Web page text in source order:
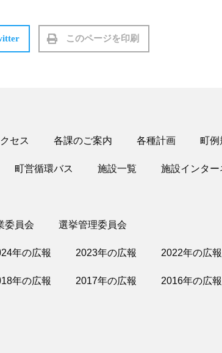
このページを印刷
セス 各課のご案内 各種計画 町例
町営循環バス 施設一覧 施設インター
委員会 選挙管理委員会
年の広報 2023年の広報 2022年の広報
年の広報 2017年の広報 2016年の広報